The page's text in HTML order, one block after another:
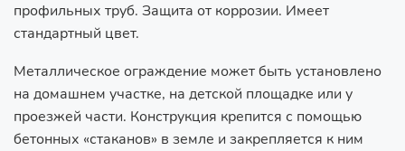
профильных труб. Защита от коррозии. Имеет
стандартный цвет.
Металлическое ограждение может быть установлено
на домашнем участке, на детской площадке или у
проезжей части. Конструкция крепится с помощью
бетонных «стаканов» в земле и закрепляется к ним